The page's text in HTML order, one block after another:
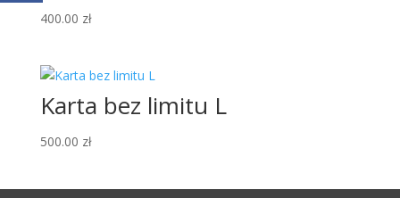
400.00 zł
Karta bez limitu L
500.00 zł